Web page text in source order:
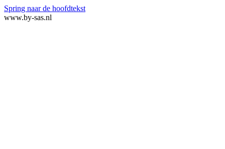
Spring naar de hoofdtekst
www.by-sas.nl